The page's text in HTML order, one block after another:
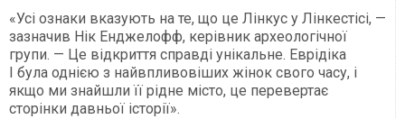
«Усі ознаки вказують на те, що це Лінкус у Лінкестісі, —
зазначив Нік Енджелофф, керівник археологічної
групи. — Це відкриття справді унікальне. Еврідіка
I була однією з найвпливовіших жінок свого часу, і
якщо ми знайшли її рідне місто, це перевертає
сторінки давньої історії».